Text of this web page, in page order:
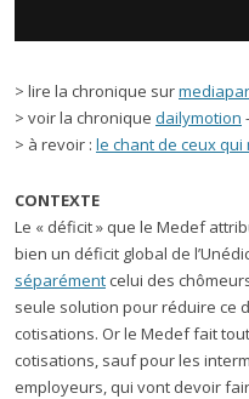
> lire la chronique sur
> voir la chronique dailymotion
> à revoir : le chant de ceux qui
CONTEXTE
Le « déficit » que le Medef
bien un déficit global de
séparément celui des
seule solution pour réduire ce
cotisations. Or le Medef fait
cotisations, sauf pour les
employeurs, qui vont devoir